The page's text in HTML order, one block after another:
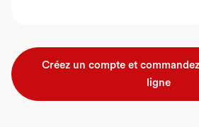
Créez un compte et
ligne